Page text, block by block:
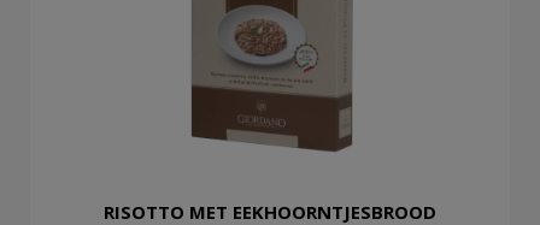
RISOTTO MET EEKHOORNTJESBROOD